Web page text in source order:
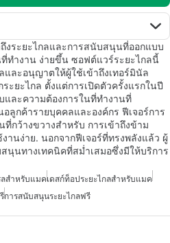
งระยะไกลและการสนับสนุนที่ออกแบบ
ทำงาน ง่ายขึ้น ซอฟต์แวร์ระยะไกลนี้
ละอนุญาตให้ผู้ใช้เข้าถึงเทอร์มินัล
ยะไกล ตั้งแต่การเปิดตัวครั้งแรกในปี
ละความต้องการในที่ทำงานที่
อลูกค้ารายบุคคลและองค์กร ฟีเจอร์การ
กว้างขวางสำหรับ การเข้าถึงข้าม
านง่าย. นอกจากฟีเจอร์ที่ทรงพลังแล้ว ผู้
นุนทางเทคนิคที่สม่ำเสมอซึ่งมีให้บริการ
สำหรับแมคเดสก์ท็อประยะไกลสำหรับแมค
การสนับสนุนระยะไกลฟรี